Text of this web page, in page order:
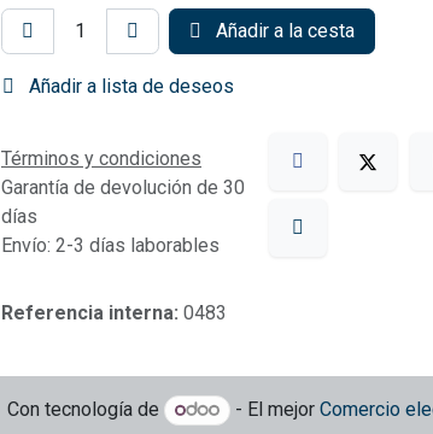
Añadir a la cesta
Añadir a lista de deseos
Términos y condiciones
Garantía de devolución de 30
días
Envío: 2-3 días laborables
Referencia interna: 0483
Con tecnología de - El mejor Comercio